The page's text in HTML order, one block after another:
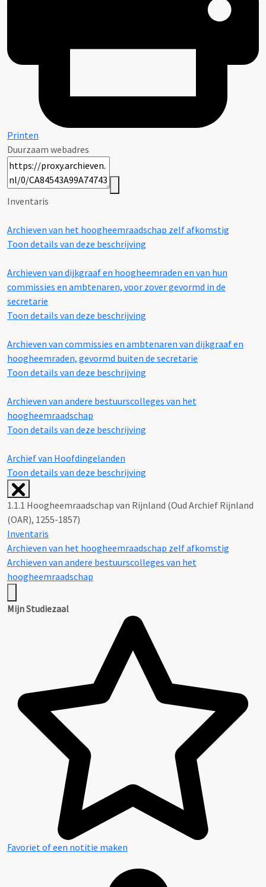
Printen
Duurzaam webadres
Inventaris
Archieven van het hoogheemraadschap zelf afkomstig
Toon details van deze beschrijving
Archieven van dijkgraaf en hoogheemraden en van hun
commissies en ambtenaren, voor zover gevormd in de
secretarie
Toon details van deze beschrijving
Archieven van commissies en ambtenaren van dijkgraaf en
hoogheemraden, gevormd buiten de secretarie
Toon details van deze beschrijving
Archieven van andere bestuurscolleges van het
hoogheemraadschap
Toon details van deze beschrijving
Archief van Hoofdingelanden
Toon details van deze beschrijving
1.1.1 Hoogheemraadschap van Rijnland (Oud Archief Rijnland
(OAR), 1255-1857)
Inventaris
Archieven van het hoogheemraadschap zelf afkomstig
Archieven van andere bestuurscolleges van het
hoogheemraadschap
Mijn Studiezaal
Favoriet of een notitie maken